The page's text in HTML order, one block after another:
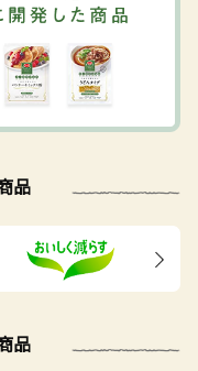
品
品